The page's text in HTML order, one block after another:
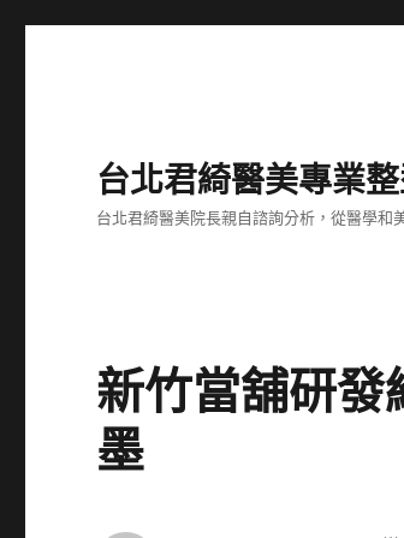
台北君綺醫美專業
台北君綺醫美院長親自諮詢分析，從醫學
新竹當舖研發
墨